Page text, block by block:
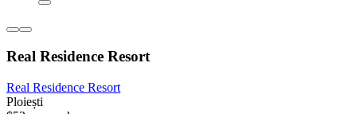
Real Residence Resort
Real Residence Resort
Ploiești